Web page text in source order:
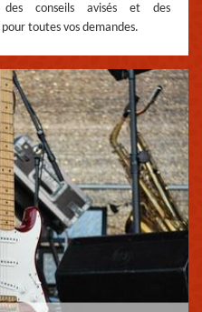
conseils avisés et des
toutes vos demandes.